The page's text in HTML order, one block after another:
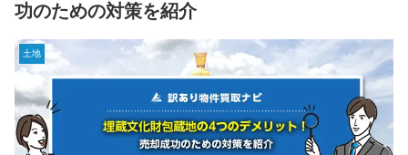
功のための対策を紹介
土地